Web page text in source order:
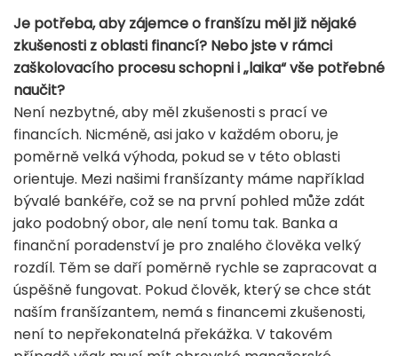
Je potřeba, aby zájemce o franšízu měl již nějaké
zkušenosti z oblasti financí? Nebo jste v rámci
zaškolovacího procesu schopni i „laika“ vše potřebné
naučit?
Není nezbytné, aby měl zkušenosti s prací ve
financích. Nicméně, asi jako v každém oboru, je
poměrně velká výhoda, pokud se v této oblasti
orientuje. Mezi našimi franšízanty máme například
bývalé bankéře, což se na první pohled může zdát
jako podobný obor, ale není tomu tak. Banka a
finanční poradenství je pro znalého člověka velký
rozdíl. Těm se daří poměrně rychle se zapracovat a
úspěšně fungovat. Pokud člověk, který se chce stát
naším franšízantem, nemá s financemi zkušenosti,
není to nepřekonatelná překážka. V takovém